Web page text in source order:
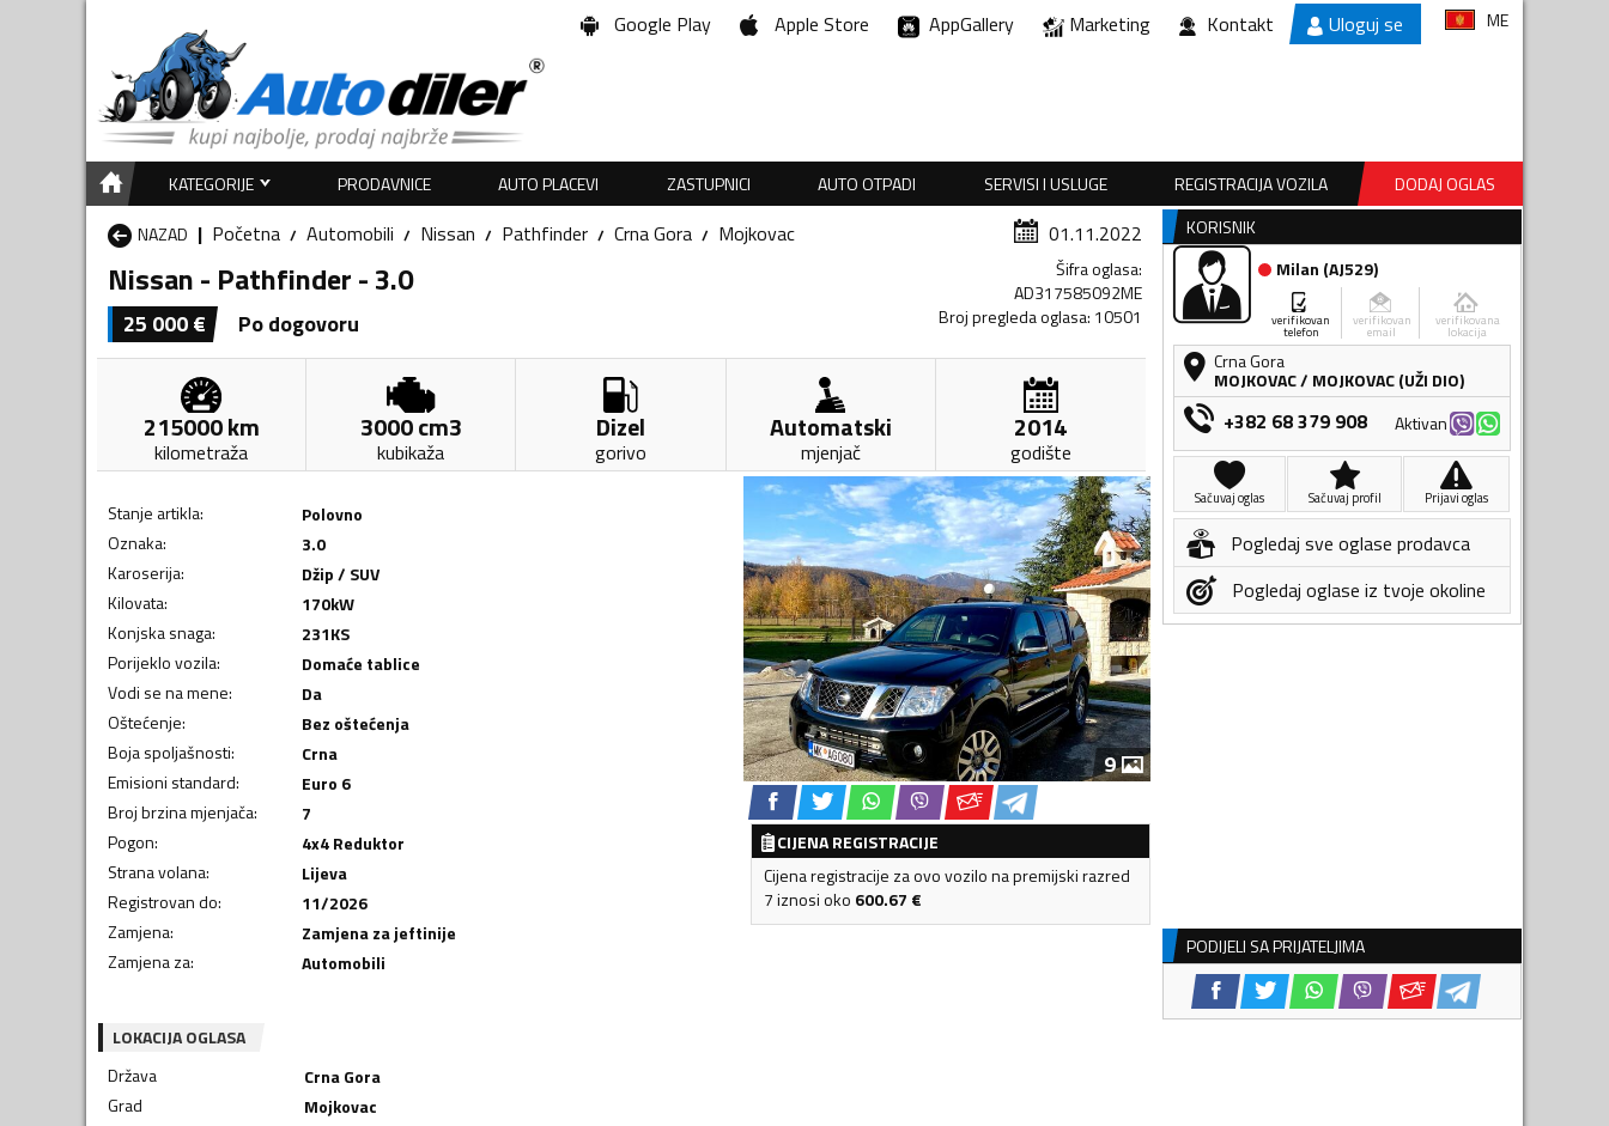
Google Play Apple Store AppGallery Marketing Kontakt Uloguj se ME
KATEGORIJE PRODAVNICE AUTO PLACEVI ZASTUPNICI AUTO OTPADI SERVISI I USLUGE REGISTRACIJA VOZILA
DODAJ OGLAS
NAZAD
Početna Automobili Nissan Pathfinder Crna Gora Mojkovac 01.11.2022
Nissan - Pathfinder - 3.0
25 000€ Po dogovoru
Šifra oglasa:
AD317585092ME
Broj pregleda oglasa: 10501
215000km
kilometraža
3000cm3
kubikaža
Dizel
gorivo
Automatski
mjenjač
2014
godište
Stanje artikla:
Polovno
Oznaka:
3.0
Karoserija:
Džip / SUV
Kilovata: 170kW
Konjska snaga: 231KS
Porijeklo vozila:
Domaće tablice
Vodi se na mene:
Da
Oštećenje:
Bez oštećenja
Boja spoljašnosti:
Crna
Emisioni standard:
Euro 6
Broj brzina mjenjača:
7
Pogon:
4x4 Reduktor
Strana volana:
Lijeva
Registrovan do:
11/2026
Zamjena:
Zamjena za jeftinije
Zamjena za: Automobili
9
CIJENA REGISTRACIJE
Cijena registracije za ovo vozilo na premijski razred
7 iznosi oko 600.67 €
LOKACIJA OGLASA
Država
Crna Gora
Grad
Mojkovac
KORISNIK
Milan (AJ529)
verifikovan
telefon
verifikovan
email
verifikovana
lokacija
Crna Gora
MOJKOVAC/ MOJKOVAC (UŽI DIO)
+382 68 379 908 Aktivan
Sačuvaj oglas Sačuvaj profil Prijavi oglas
Pogledaj sve oglase prodavca
Pogledaj oglase iz tvoje okoline
PODIJELI SA PRIJATELJIMA